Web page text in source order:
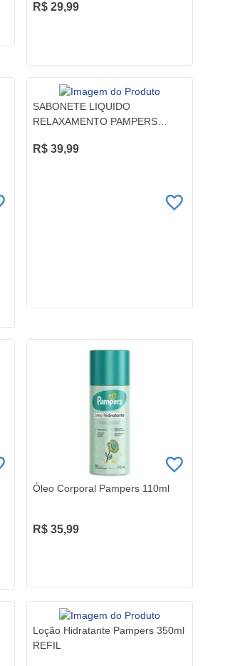
R$ 29,99
SABONETE LIQUIDO
RELAXAMENTO PAMPERS
R$ 39,99
Óleo Corporal Pampers 110ml
R$ 35,99
Loção Hidratante Pampers 350ml
REFIL